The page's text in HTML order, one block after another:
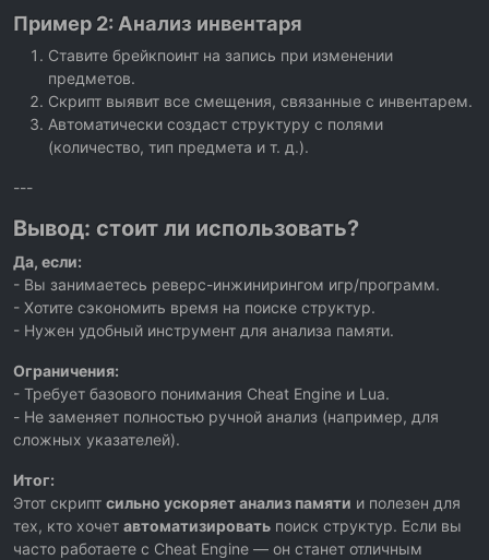
Пример 2: Анализ инвентаря
Ставите брейкпоинт на запись при изменении
предметов.
Скрипт выявит все смещения, связанные с инвентарем.
Автоматически создаст структуру с полями
(количество, тип предмета и т. д.).
---
Вывод: стоит ли использовать?
Да, если:
- Вы занимаетесь реверс-инжинирингом игр/программ.
- Хотите сэкономить время на поиске структур.
- Нужен удобный инструмент для анализа памяти.
Ограничения:
- Требует базового понимания Cheat Engine и Lua.
- Не заменяет полностью ручной анализ (например, для
сложных указателей).
Итог:
Этот скрипт сильно ускоряет анализ памяти и полезен для
тех, кто хочет автоматизировать поиск структур. Если вы
часто работаете с Cheat Engine — он станет отличным